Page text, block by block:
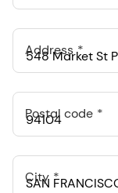
Address
Postal code
City